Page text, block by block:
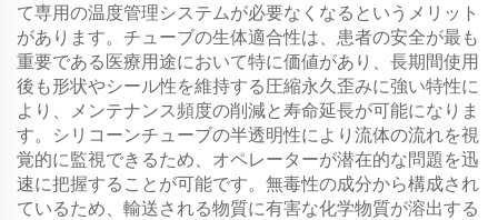
て専用の温度管理システムが必要なくなるというメリット
があります。チューブの生体適合性は、患者の安全が最も
重要である医療用途において特に価値があり、長期間使用
後も形状やシール性を維持する圧縮永久歪みに強い特性に
より、メンテナンス頻度の削減と寿命延長が可能になりま
す。シリコーンチューブの半透明性により流体の流れを視
覚的に監視できるため、オペレーターが潜在的な問題を迅
速に把握することが可能です。無毒性の成分から構成され
ているため、輸送される物質に有害な化学物質が溶出する